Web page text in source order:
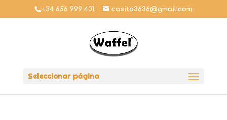
+34 656 999 401 casita3636@gmail.com
Seleccionar página